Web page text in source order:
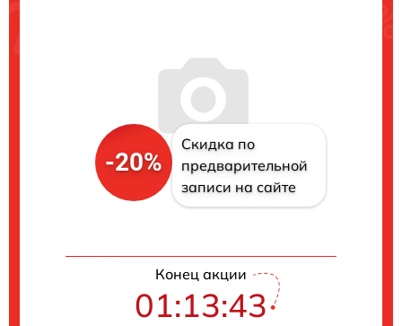
-20%
Скидка по
предварительной
записи на сайте
Конец акции
01:13:42